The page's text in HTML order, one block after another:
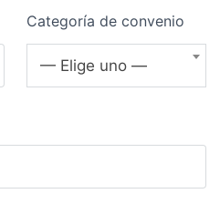
Categoría de convenio
— Elige uno —